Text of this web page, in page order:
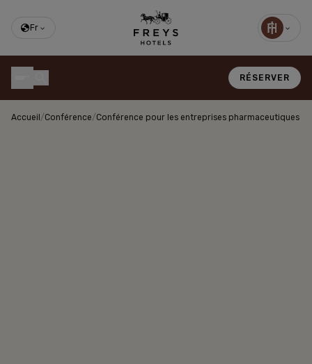
Fr
RÉSERVER
Accueil /Conférence/Conférence pour les entreprises pharmaceutiques